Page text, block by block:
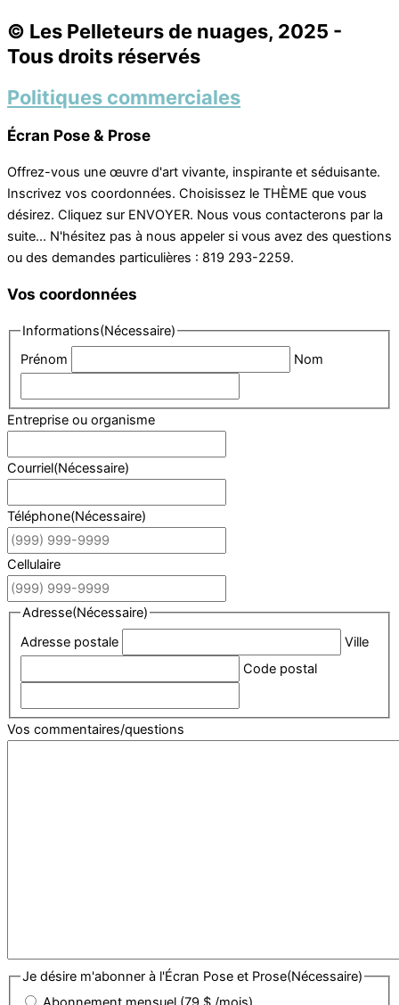
© Les Pelleteurs de nuages, 2025 -
Tous droits réservés
Politiques commerciales
Écran Pose & Prose
Offrez-vous une œuvre d'art vivante, inspirante et séduisante.
Inscrivez vos coordonnées. Choisissez le THÈME que vous
désirez. Cliquez sur ENVOYER. Nous vous contacterons par la
suite... N'hésitez pas à nous appeler si vous avez des questions
ou des demandes particulières : 819 293-2259.
Vos coordonnées
Informations(Nécessaire)
Prénom
Nom
Entreprise ou organisme
Courriel(Nécessaire)
Téléphone(Nécessaire)
Cellulaire
Adresse(Nécessaire)
Adresse postale
Ville
Code postal
Vos commentaires/questions
Je désire m'abonner à l'Écran Pose et Prose(Nécessaire)